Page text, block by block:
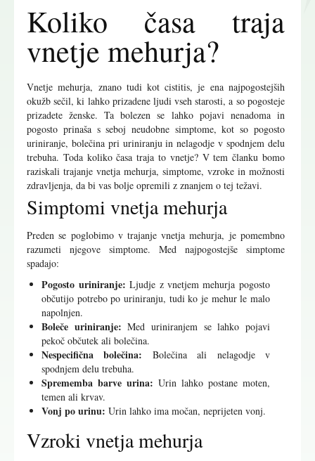
Koliko časa traja
vnetje mehurja?
Vnetje mehurja, znano tudi kot cistitis, je ena najpogostejših
okužb sečil, ki lahko prizadene ljudi vseh starosti, a so pogosteje
prizadete ženske. Ta bolezen se lahko pojavi nenadoma in
pogosto prinaša s seboj neudobne simptome, kot so pogosto
uriniranje, bolečina pri uriniranju in nelagodje v spodnjem delu
trebuha. Toda koliko časa traja to vnetje? V tem članku bomo
raziskali trajanje vnetja mehurja, simptome, vzroke in možnosti
zdravljenja, da bi vas bolje opremili z znanjem o tej težavi.
Simptomi vnetja mehurja
Preden se poglobimo v trajanje vnetja mehurja, je pomembno
razumeti njegove simptome. Med najpogostejše simptome
spadajo:
Pogosto uriniranje: Ljudje z vnetjem mehurja pogosto
občutijo potrebo po uriniranju, tudi ko je mehur le malo
napolnjen.
Boleče uriniranje: Med uriniranjem se lahko pojavi
pekoč občutek ali bolečina.
Nespecifična bolečina: Bolečina ali nelagodje v
spodnjem delu trebuha.
Sprememba barve urina: Urin lahko postane moten,
temen ali krvav.
Vonj po urinu: Urin lahko ima močan, neprijeten vonj.
Vzroki vnetja mehurja